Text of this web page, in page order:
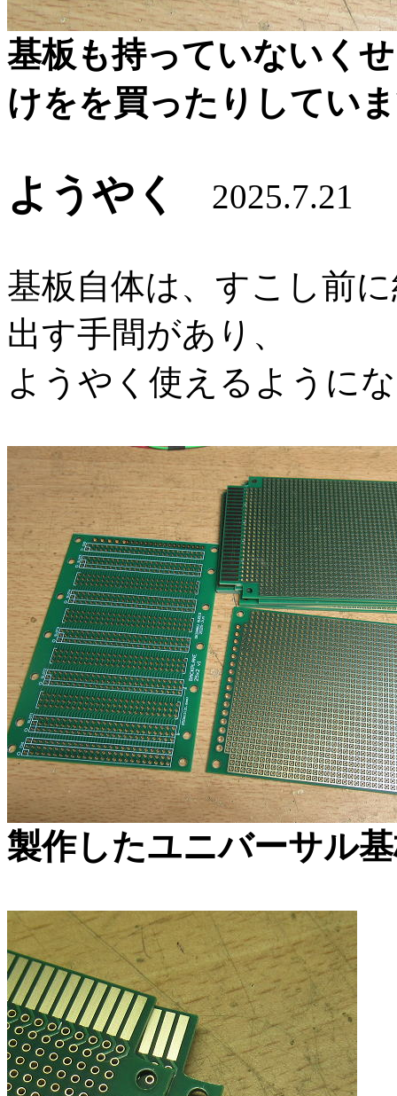
基板も持っていないく
けをを買ったりしてい
ようやく 2025.7.21
基板自体は、すこし前
出す手間があり、
ようやく使えるように
製作したユニバーサル